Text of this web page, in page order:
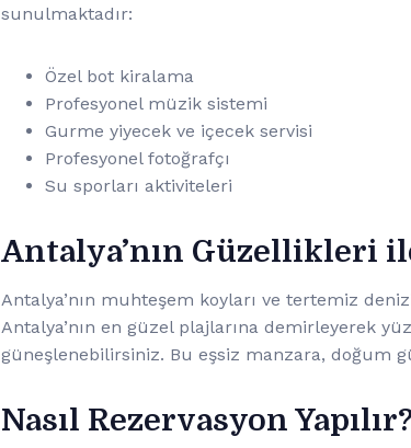
sunulmaktadır:
Özel bot kiralama
Profesyonel müzik sistemi
Gurme yiyecek ve içecek servisi
Profesyonel fotoğrafçı
Su sporları aktiviteleri
Antalya’nın Güzellikleri
Antalya’nın muhteşem koyları ve tertemiz
Antalya’nın en güzel plajlarına demirleyerek
güneşlenebilirsiniz. Bu eşsiz manzara,
Nasıl Rezervasyon